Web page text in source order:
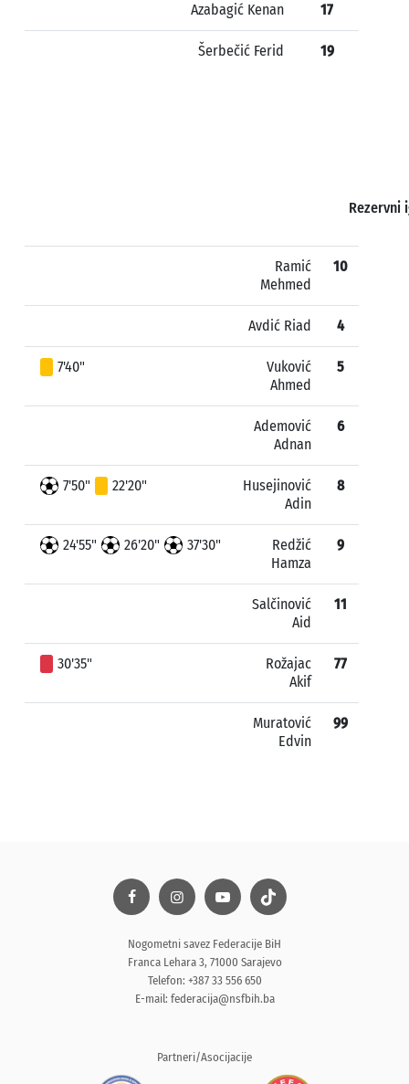
Azabagić Kenan 17
Šerbečić Ferid 19
Rezervni
Ramić
Mehmed
10
Avdić Riad 4
7'40"
Vuković
Ahmed
5
Ademović
Adnan
6
7'50" 22'20"
Husejinović
Adin
8
24'55" 26'20" 37'30"
Redžić
Hamza
9
Salčinović
Aid
11
30'35"
Rožajac
Akif
77
Muratović
Edvin
99
Nogometni savez Federacije BiH
Franca Lehara 3, 71000 Sarajevo
Telefon: +387 33 556 650
E-mail: federacija@nsfbih.ba
Partneri/Asocijacije